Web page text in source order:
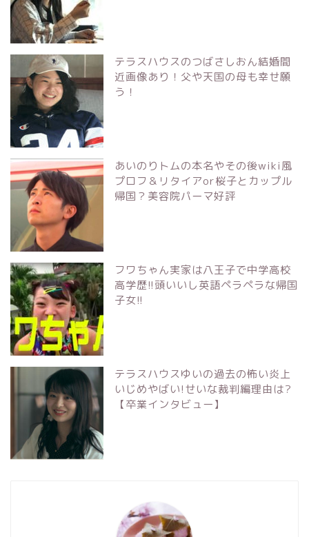
テラスハウスのつばさしおん結婚間
近画像あり！父や天国の母も幸せ願
う！
あいのりトムの本名やその後wiki風
プロフ＆リタイアor桜子とカップル
帰国？美容院パーマ好評
フワちゃん実家は八王子で中学高校
高学歴!!頭いいし英語ペラペラな帰国
子女!!
テラスハウスゆいの過去の怖い炎上
いじめやばい!せいな裁判編理由は?
【卒業インタビュー】